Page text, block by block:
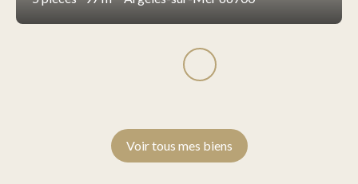
Voir tous mes biens